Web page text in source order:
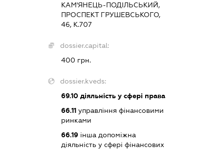
КАМ'ЯНЕЦЬ-ПОДІЛЬСЬКИЙ,
ПРОСПЕКТ ГРУШЕВСЬКОГО,
46, К.707
dossier.capital:
400 грн.
dossier.kveds:
69.10діяльність у сфері права
66.11управління фінансовими
ринками
66.19інша допоміжна
діяльність у сфері фінансових